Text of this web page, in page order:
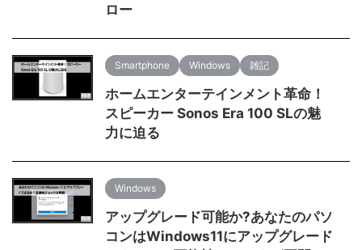
ロー
Smartphone Windows 雑記
ホームエンターテインメント革命！
スピーカー Sonos Era 100 SLの魅
力に迫る
Windows
アップグレード可能か?あなたのパソ
コンはWindows11にアップグレード